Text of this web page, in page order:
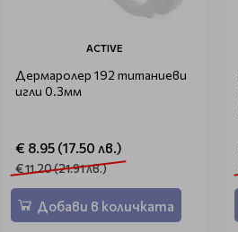
ACTIVE
Дермаролер 192 титаниеви
игли 0.3мм
€ 8.95 (17.50 лв.)
€ 11.20 (21.91 лв.)
Добави в количката